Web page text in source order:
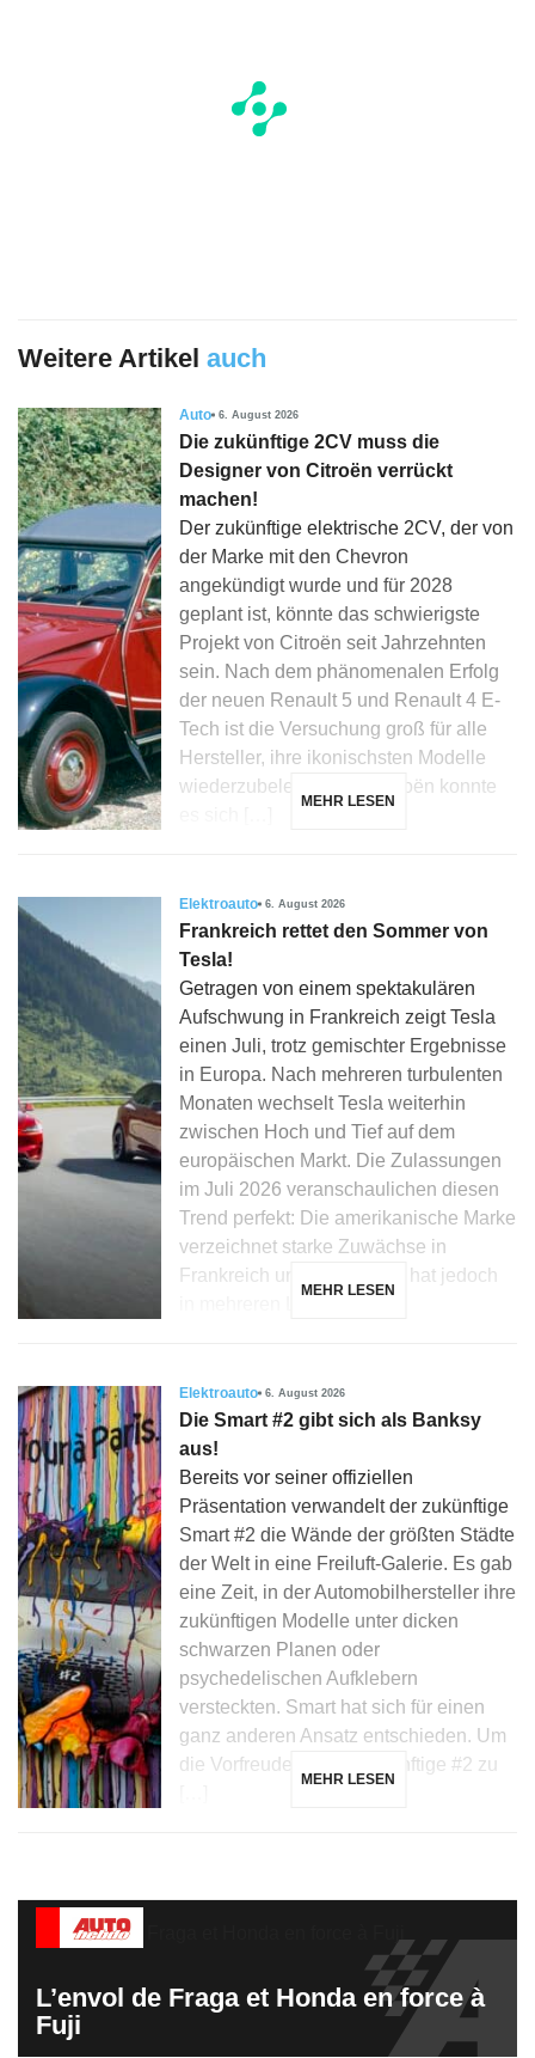
Weitere Artikel auch
Auto 6. August 2026
Die zukünftige 2CV muss die
Designer von Citroën verrückt
machen!
Der zukünftige elektrische 2CV, der von
der Marke mit den Chevron
angekündigt wurde und für 2028
geplant ist, könnte das schwierigste
Projekt von Citroën seit Jahrzehnten
sein. Nach dem phänomenalen Erfolg
der neuen Renault 5 und Renault 4 E-
Tech ist die Versuchung groß für alle
Hersteller, ihre ikonischsten Modelle
wiederzubeleben, und Citroën konnte
MEHR LESEN
Elektroauto 6. August 2026
Frankreich rettet den Sommer von
Tesla!
Getragen von einem spektakulären
Aufschwung in Frankreich zeigt Tesla
einen Juli, trotz gemischter Ergebnisse
in Europa. Nach mehreren turbulenten
Monaten wechselt Tesla weiterhin
zwischen Hoch und Tief auf dem
europäischen Markt. Die Zulassungen
im Juli 2026 veranschaulichen diesen
Trend perfekt: Die amerikanische Marke
verzeichnet starke Zuwächse in
Frankreich und Dänemark, hat jedoch
MEHR LESEN
Elektroauto 6. August 2026
Die Smart #2 gibt sich als Banksy
aus!
Bereits vor seiner offiziellen
Präsentation verwandelt der zukünftige
Smart #2 die Wände der größten Städte
der Welt in eine Freiluft-Galerie. Es gab
eine Zeit, in der Automobilhersteller ihre
zukünftigen Modelle unter dicken
schwarzen Planen oder
psychedelischen Aufklebern
versteckten. Smart hat sich für einen
ganz anderen Ansatz entschieden. Um
die Vorfreude auf die zukünftige #2 zu
MEHR LESEN
L’envol de Fraga et Honda en force à
Fuji